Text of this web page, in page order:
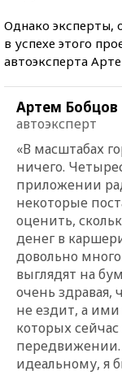
Однако эксперты,
в успехе этого
автоэксперта
Артем Бобцов
автоэксперт
«В масштабах
ничего.
приложении
некоторые
оценить,
денег в
довольно
выглядят на
очень
не ездит, а
которых
передвижении.
идеальному, я